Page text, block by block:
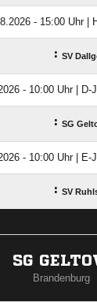
- 15:00 Uhr |
: SV
- 10:00 Uhr | D-
: SG
- 10:00 Uhr | E-
: SV
SG
Brandenburg